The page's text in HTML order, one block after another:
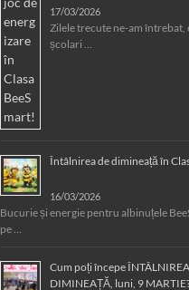
17/03/2026
Zilele trecute ne-am întrebat,
școlari …
Întâlnirea de dimineață în
16/03/2026
Bucurie și energie pentru albinuțele
pe …
Cum poți începe
DIMINEAȚĂ, luni, 9